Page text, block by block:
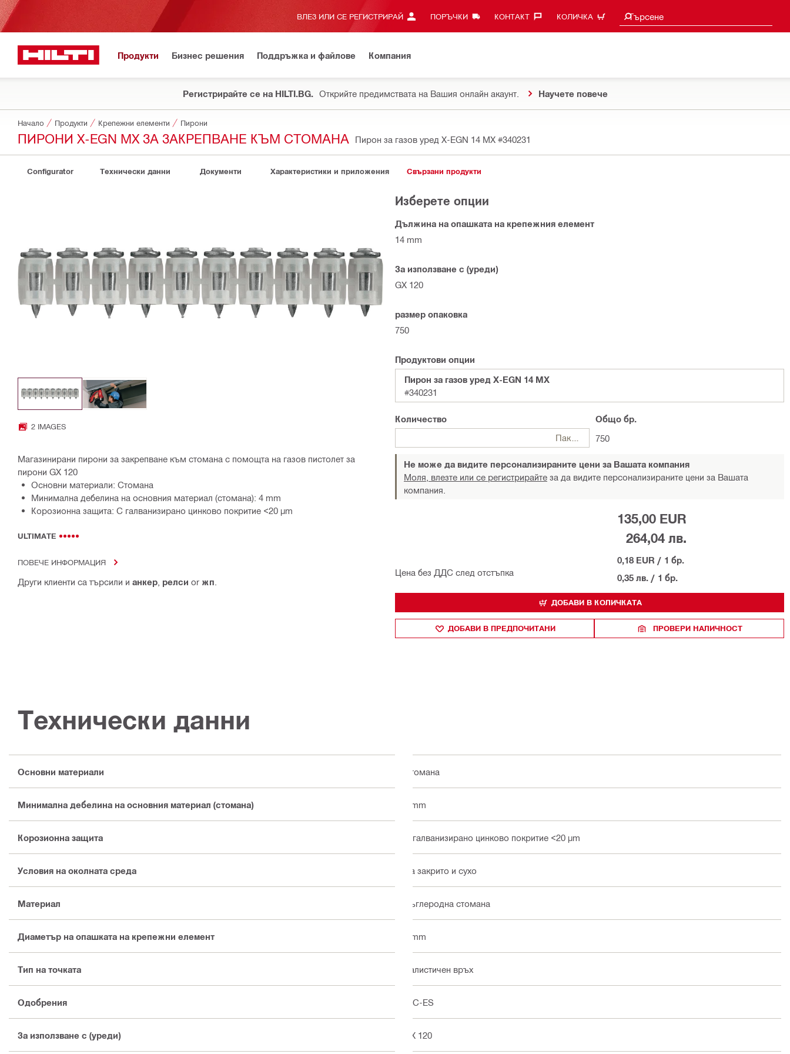
ВЛЕЗ ИЛИ СЕ РЕГИСТРИРАЙ ПОРЪЧКИ КОНТАКТ‎ КОЛИЧКА Търсене
Търси предложения
Продукти Бизнес решения Поддръжка и файлове Компания
Регистрирайте се на HILTI.BG. Открийте предимствата на Вашия онлайн акаунт. Научете повече
Начало Продукти Крепежни елементи Пирони
ПИРОНИ X-EGN MX ЗА ЗАКРЕПВАНЕ КЪМ СТОМАНА Пирон за газов уред X-EGN 14 MX #340231
Configurator Технически данни Документи Характеристики и приложения Свързани продукти
2 IMAGES
Магазинирани пирони за закрепване към стомана с помощта на газов пистолет за
пирони GX 120
Основни материали: Стомана
Минимална дебелина на основния материал (стомана): 4 mm
Корозионна защита: С галванизирано цинково покритие <20 µm
ULTIMATE
ПОВЕЧЕ ИНФОРМАЦИЯ
Други клиенти са търсили и анкер релси or жп
Изберете опции
Дължина на опашката на крепежния елемент
14 mm
За използване с (уреди)
GX 120
размер опаковка
750
Продуктови опции
Пирон за газов уред X-EGN 14 MX
#340231
Количество
Общо бр.
750
Не може да видите персонализираните цени за Вашата компания
Моля, влезте или се регистрирайте за да видите персонализираните цени за Вашата
компания.
Цена без ДДС след отстъпка
135,00 EUR
264,04 лв.
0,18 EUR / 1 бр.
0,35 лв. / 1 бр.
ДОБАВИ В КОЛИЧКАТА
ДОБАВИ В ПРЕДПОЧИТАНИ ПРОВЕРИ НАЛИЧНОСТ
Технически данни
Основни материали Стомана
Минимална дебелина на основния материал (стомана) 4 mm
Корозионна защита С галванизирано цинково покритие <20 µm
Условия на околната среда На закрито и сухо
Материал Въглеродна стомана
Диаметър на опашката на крепежни елемент 3 mm
Тип на точката Балистичен връх
Одобрения ICC-ES
За използване с (уреди) GX 120